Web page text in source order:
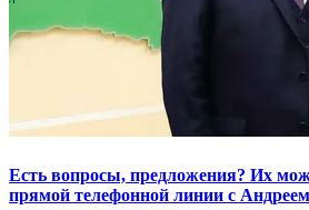
Есть вопросы, предложения? Их
прямой телефонной линии с